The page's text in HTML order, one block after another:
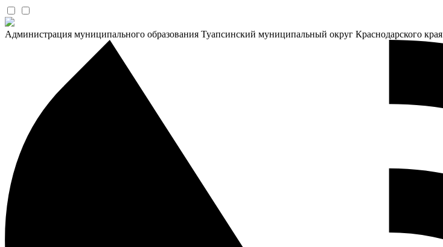
Администрация муниципального образования Туапсинский муниципальный округ Краснодарского края